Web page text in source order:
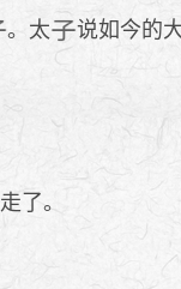
。太 说如今的
了。